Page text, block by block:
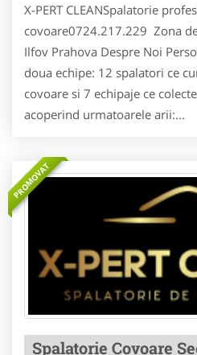
X-PERT CLEANSpalatorie
covoare0724.217.229 Zona
Ilfov Prahova Despre Noi
doua echipe: 12 spalatori ce
covoare si 7 echipaje ce
acoperind urmatoarele arii:...
PROMOVAT
Spalatorie Covoare